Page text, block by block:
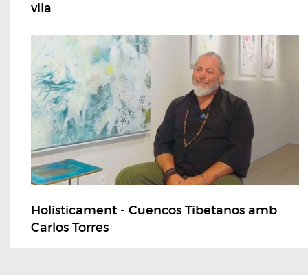
vila
Holisticament - Cuencos Tibetanos amb
Carlos Torres